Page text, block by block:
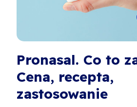
Pronasal. Co to
Cena, recepta,
zastosowanie